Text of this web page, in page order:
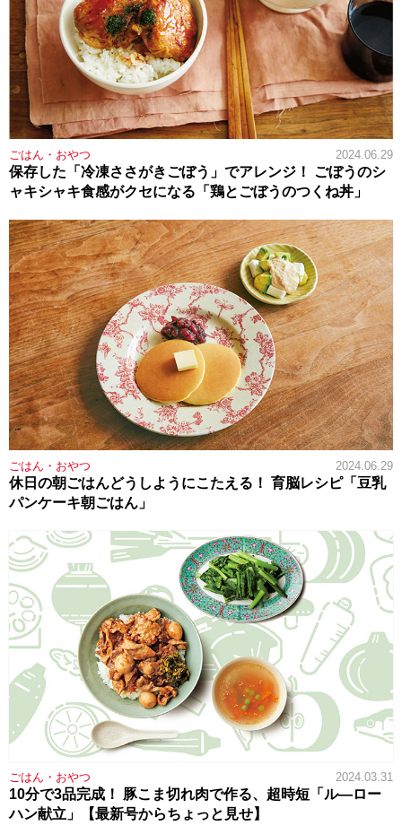
ごはん・おやつ 2024.06.29
保存した「冷凍ささがきごぼう」でアレンジ！ ごぼうのシ
ャキシャキ食感がクセになる「鶏とごぼうのつくね丼」
ごはん・おやつ 2024.06.29
休日の朝ごはんどうしようにこたえる！ 育脳レシピ「豆乳
パンケーキ朝ごはん」
ごはん・おやつ 2024.03.31
10分で3品完成！ 豚こま切れ肉で作る、超時短「ル―ロー
ハン献立」【最新号からちょっと見せ】